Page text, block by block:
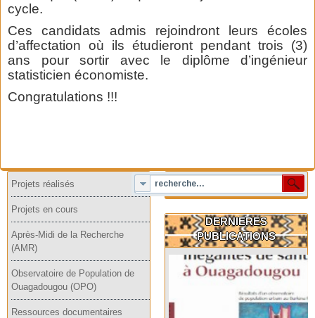
cycle.
Ces candidats admis rejoindront leurs écoles
d’affectation où ils étudieront pendant trois (3)
ans pour sortir avec le diplôme d’ingénieur
statisticien économiste.
Congratulations !!!
Projets réalisés
Projets en cours
Après-Midi de la Recherche
(AMR)
Observatoire de Population de
Ouagadougou (OPO)
Ressources documentaires
DERNIERES
PUBLICATIONS